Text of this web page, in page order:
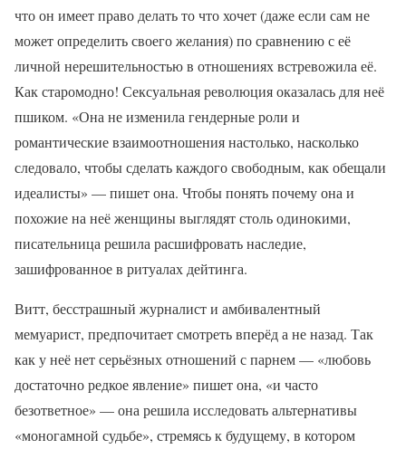
что он имеет право делать то что хочет (даже если сам не
может определить своего желания) по сравнению с её
личной нерешительностью в отношениях встревожила её.
Как старомодно! Сексуальная революция оказалась для неё
пшиком. «Она не изменила гендерные роли и
романтические взаимоотношения настолько, насколько
следовало, чтобы сделать каждого свободным, как обещали
идеалисты» — пишет она. Чтобы понять почему она и
похожие на неё женщины выглядят столь одинокими,
писательница решила расшифровать наследие,
зашифрованное в ритуалах дейтинга.
Витт, бесстрашный журналист и амбивалентный
мемуарист, предпочитает смотреть вперёд а не назад. Так
как у неё нет серьёзных отношений с парнем — «любовь
достаточно редкое явление» пишет она, «и часто
безответное» — она решила исследовать альтернативы
«моногамной судьбе», стремясь к будущему, в котором